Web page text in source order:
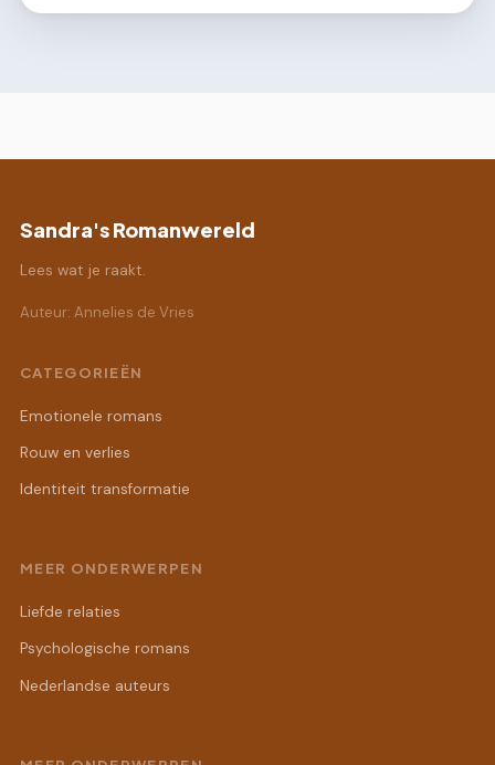
Sandra's Romanwereld
Lees wat je raakt.
Auteur: Annelies de Vries
CATEGORIEËN
Emotionele romans
Rouw en verlies
Identiteit transformatie
MEER ONDERWERPEN
Liefde relaties
Psychologische romans
Nederlandse auteurs